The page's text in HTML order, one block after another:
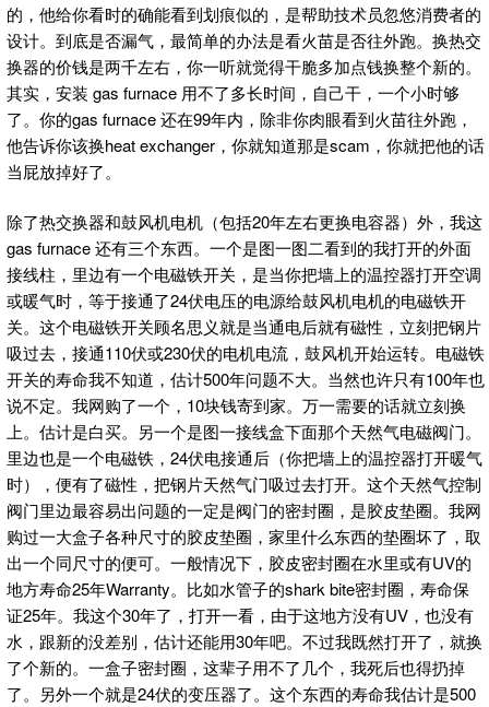
的，他给你看时的确能看到划痕似的，是帮助技术员忽悠消费者的
设计。到底是否漏气，最简单的办法是看火苗是否往外跑。换热交
换器的价钱是两千左右，你一听就觉得干脆多加点钱换整个新的。
其实，安装 gas furnace 用不了多长时间，自己干，一个小时够
了。你的gas furnace 还在99年内，除非你肉眼看到火苗往外跑，
他告诉你该换heat exchanger，你就知道那是scam，你就把他的话
当屁放掉好了。
除了热交换器和鼓风机电机（包括20年左右更换电容器）外，我这
gas furnace 还有三个东西。一个是图一图二看到的我打开的外面
接线柱，里边有一个电磁铁开关，是当你把墙上的温控器打开空调
或暖气时，等于接通了24伏电压的电源给鼓风机电机的电磁铁开
关。这个电磁铁开关顾名思义就是当通电后就有磁性，立刻把钢片
吸过去，接通110伏或230伏的电机电流，鼓风机开始运转。电磁铁
开关的寿命我不知道，估计500年问题不大。当然也许只有100年也
说不定。我网购了一个，10块钱寄到家。万一需要的话就立刻换
上。估计是白买。另一个是图一接线盒下面那个天然气电磁阀门。
里边也是一个电磁铁，24伏电接通后（你把墙上的温控器打开暖气
时），便有了磁性，把钢片天然气门吸过去打开。这个天然气控制
阀门里边最容易出问题的一定是阀门的密封圈，是胶皮垫圈。我网
购过一大盒子各种尺寸的胶皮垫圈，家里什么东西的垫圈坏了，取
出一个同尺寸的便可。一般情况下，胶皮密封圈在水里或有UV的
地方寿命25年Warranty。比如水管子的shark bite密封圈，寿命保
证25年。我这个30年了，打开一看，由于这地方没有UV，也没有
水，跟新的没差别，估计还能用30年吧。不过我既然打开了，就换
了个新的。一盒子密封圈，这辈子用不了几个，我死后也得扔掉
了。另外一个就是24伏的变压器了。这个东西的寿命我估计是500